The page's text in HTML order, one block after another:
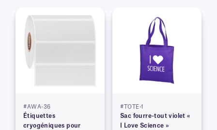
#AWA-36
Étiquettes
cryogéniques pour
#TOTE-1
Sac fourre-tout violet «
I Love Science »